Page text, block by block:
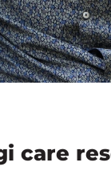
care